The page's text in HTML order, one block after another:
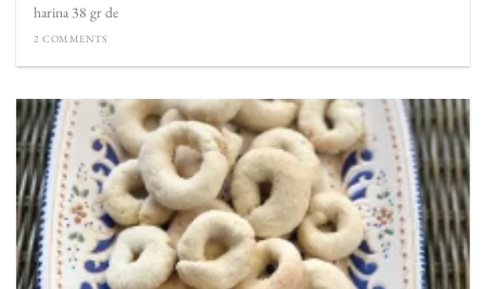
harina 38 gr de
2 COMMENTS